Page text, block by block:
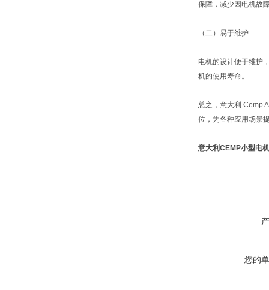
保障，减少因电机故
（二）易于维护
电机的设计便于维护
机的使用寿命。
总之，意大利 Cemp
位，为各种应用场景
意大利CEMP小型电
您的